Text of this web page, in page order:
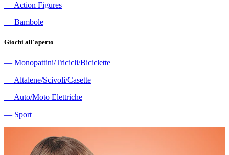
― Action Figures
― Bambole
Giochi all'aperto
― Monopattini/Tricicli/Biciclette
― Altalene/Scivoli/Casette
― Auto/Moto Elettriche
― Sport